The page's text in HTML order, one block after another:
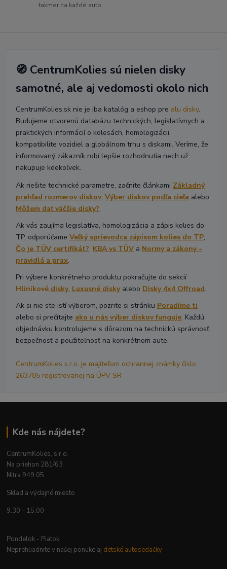
takmer na každé auto
🧭 CentrumKolies sú nielen disky
samotné, ale aj vedomosti okolo nich
CentrumKolies.sk nie je iba katalóg a eshop pre alu disky.
Budujeme otvorenú databázu technických, legislatívnych a
praktických informácií o kolesách, homologizácii,
kompatibilite vozidiel a globálnom trhu s diskami. Veríme, že
informovaný zákazník robí lepšie rozhodnutia nech už
nakupuje kdekoľvek.
Ak riešite technické parametre, začnite článkami Základný
prehľad rozmerov diskov,Výber diskov podľa cieľa alebo
Môžem dať väčšie disky?.
Ak vás zaujíma legislatíva, homologizácia a zápis kolies do
TP, odporúčameVeľký sprievodca zápisom kolies do TP,
Čo je TÜV certifikát?, KBA vs TÜV a Normy a zákony –
pravidlá a prax.
Pri výbere konkrétneho produktu pokračujte do sekcií
Hliníkové disky, Luxusné diskyalebo Disky 4x4 Offroad.
Ak si nie ste istí výberom, pozrite si stránku Poradíme ti
alebo si prečítajte ako u nás výber diskov funguje. Každú
objednávku kontrolujeme s dôrazom na technickú správnosť,
bezpečnosť a použiteľnosť na konkrétnom aute.
CentrumKolies s.r.o. je majiteľom ochrannej známky číslo
263785 registrovanej na ÚPV SR
Kde nás nájdete?
CentrumKolies, s.r.o.
Na priehon 281/63
Nitra 949 05
Sklad a výdajné miesto
9.30 - 15.00
Pondelok - Piatok
Neprehliadnite v našej ponuke aj detské autosedačky